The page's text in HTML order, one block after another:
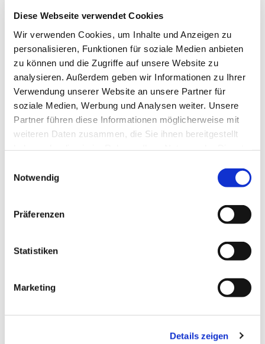
Diese Webseite verwendet Cookies
Wir verwenden Cookies, um Inhalte und Anzeigen zu
personalisieren, Funktionen für soziale Medien anbieten
zu können und die Zugriffe auf unsere Website zu
analysieren. Außerdem geben wir Informationen zu Ihrer
Verwendung unserer Website an unsere Partner für
soziale Medien, Werbung und Analysen weiter. Unsere
Partner führen diese Informationen möglicherweise mit
weiteren Daten zusammen, die Sie ihnen bereitgestellt
Notwendig
Präferenzen
Statistiken
Marketing
Details zeigen
Alte Mühle Gömnigk-Projekt im
Kostenfreie Lastenradausleihe | Raum
für Gästegruppen auf Spendenbasis |
Umsonstladen | Fahrräder für
Geflüchtete | Bauholz
Mehr lesen
Neue Energien Forum Feldheim
Feldheim ist das 1. energieautarke Dorf
in Deutschland. Angeboten werden
Ausstellungen, Projekttage uvm
Förderung von Kunst und Kultur und
In der Touristerei findet Ihr Rad- und
Orts- und Lagepläne und lokale